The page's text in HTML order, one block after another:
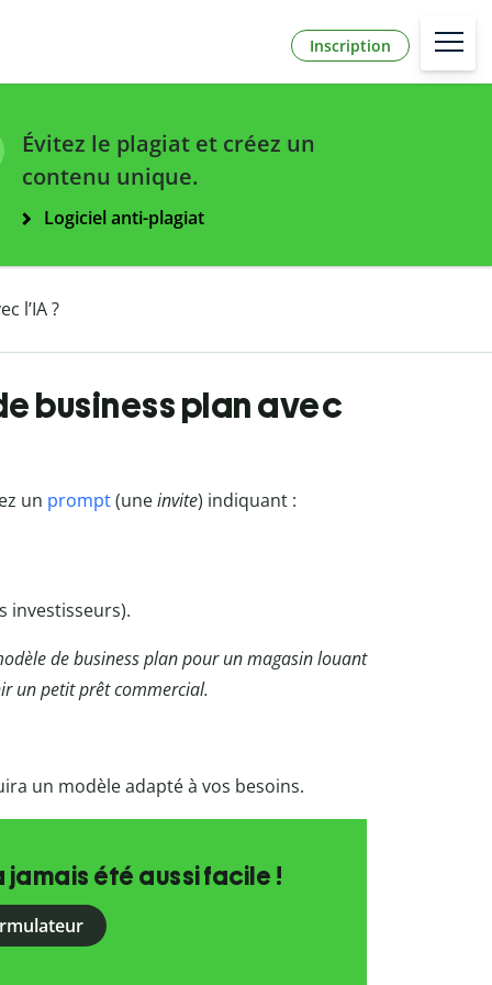
Inscription
Évitez le plagiat et créez un
contenu unique.
Logiciel anti-plagiat
l’IA ?
business plan avec
un prompt(uneinvite) indiquant :
investisseurs).
de business plan pour un magasin louant
un petit prêt commercial.
un modèle adapté à vos besoins.
jamais été aussi facile !